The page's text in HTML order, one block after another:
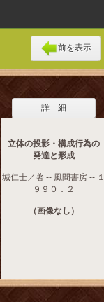
前を表示
詳 細
立体の投影・構成行為の
発達と形成
城仁士／著 -- 風間書房 -- １
９９０．２
（画像なし）